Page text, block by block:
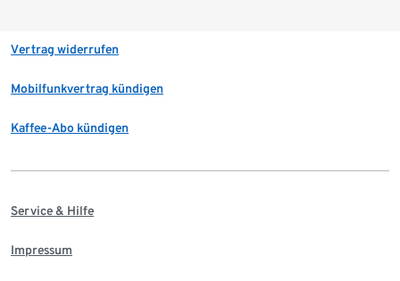
Vertrag widerrufen
Mobilfunkvertrag kündigen
Kaffee-Abo kündigen
Service & Hilfe
Impressum